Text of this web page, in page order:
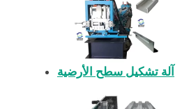
آلة تشكيل سطح الأرضية